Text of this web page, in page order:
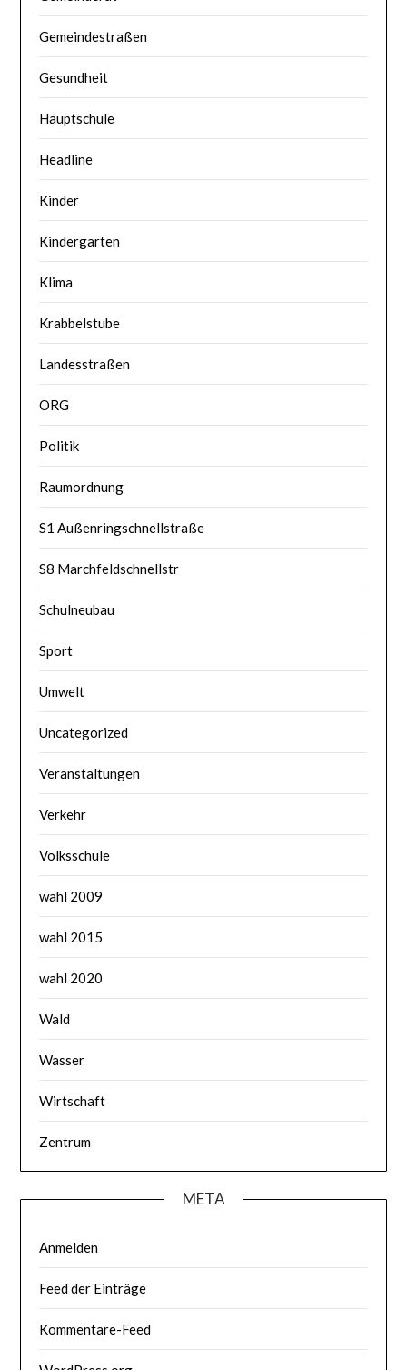
Gemeindestraßen
Gesundheit
Hauptschule
Headline
Kinder
Kindergarten
Klima
Krabbelstube
Landesstraßen
ORG
Politik
Raumordnung
S1 Außenringschnellstraße
S8 Marchfeldschnellstr
Schulneubau
Sport
Umwelt
Uncategorized
Veranstaltungen
Verkehr
Volksschule
wahl 2009
wahl 2015
wahl 2020
Wald
Wasser
Wirtschaft
Zentrum
META
Anmelden
Feed der Einträge
Kommentare-Feed